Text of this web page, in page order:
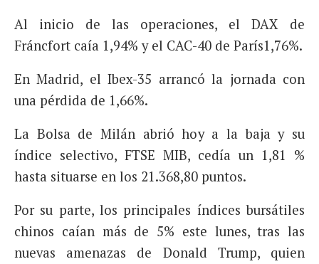
Al inicio de las operaciones, el DAX de
Fráncfort caía 1,94% y el CAC-40 de París1,76%.
En Madrid, el Ibex-35 arrancó la jornada con
una pérdida de 1,66%.
La Bolsa de Milán abrió hoy a la baja y su
índice selectivo, FTSE MIB, cedía un 1,81 %
hasta situarse en los 21.368,80 puntos.
Por su parte, los principales índices bursátiles
chinos caían más de 5% este lunes, tras las
nuevas amenazas de Donald Trump, quien